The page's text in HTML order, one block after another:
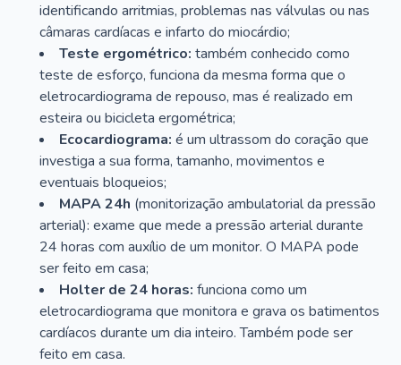
identificando arritmias, problemas nas válvulas ou nas
câmaras cardíacas e infarto do miocárdio;
Teste ergométrico: também conhecido como
teste de esforço, funciona da mesma forma que o
eletrocardiograma de repouso, mas é realizado em
esteira ou bicicleta ergométrica;
Ecocardiograma: é um ultrassom do coração que
investiga a sua forma, tamanho, movimentos e
eventuais bloqueios;
MAPA 24h (monitorização ambulatorial da pressão
arterial): exame que mede a pressão arterial durante
24 horas com auxílio de um monitor. O MAPA pode
ser feito em casa;
Holter de 24 horas: funciona como um
eletrocardiograma que monitora e grava os batimentos
cardíacos durante um dia inteiro. Também pode ser
feito em casa.